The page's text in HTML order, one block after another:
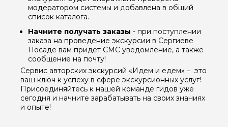
модератором системы и добавлена в общий
список каталога.
Начните получать заказы - при поступлении
заказа на проведение экскурсии в Сергиеве
Посаде вам придет СМС уведомление, а также
сообщение на почту!
Сервис авторских экскурсий «Идем и едем» – это
ваш ключ к успеху в сфере экскурсионных услуг!
Присоединяйтесь к нашей команде гидов уже
сегодня и начните зарабатывать на своих знаниях
и опыте!